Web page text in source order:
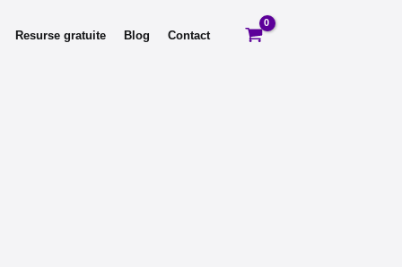
Resurse gratuite Blog Contact